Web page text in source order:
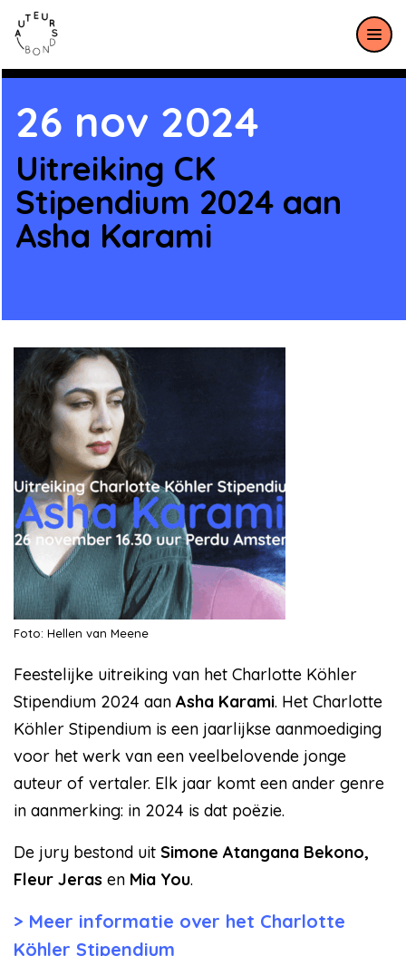
Meteen naar de content
26 nov 2024
Uitreiking CK
Stipendium 2024 aan
Asha Karami
Foto: Hellen van Meene
Feestelijke uitreiking van het Charlotte Köhler
Stipendium 2024 aan Asha Karami. Het Charlotte
Köhler Stipendium is een jaarlijkse aanmoediging
voor het werk van een veelbelovende jonge
auteur of vertaler. Elk jaar komt een ander genre
in aanmerking: in 2024 is dat poëzie.
De jury bestond uit Simone Atangana Bekono,
Fleur Jeras en Mia You.
Meer informatie over het Charlotte
Köhler Stipendium